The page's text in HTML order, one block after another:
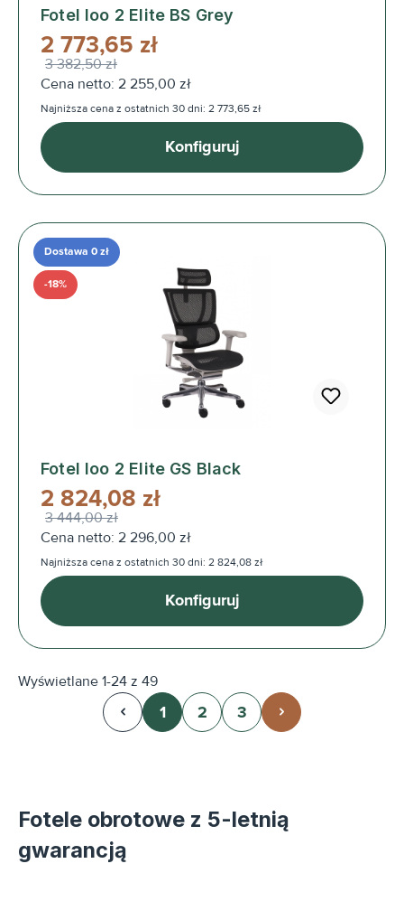
Fotel Ioo 2 Elite BS Grey
2 773,65 zł
3 382,50 zł
Cena netto: 2 255,00 zł
Najniższa cena z ostatnich 30 dni: 2 773,65 zł
Konfiguruj
Fotel Ioo 2 Elite GS Black
Dostawa 0 zł
-18%
2 824,08 zł
3 444,00 zł
Cena netto: 2 296,00 zł
Najniższa cena z ostatnich 30 dni: 2 824,08 zł
Konfiguruj
Wyświetlane 1-24 z 49
Strona
1 Strona
2 Strona
3
Fotele obrotowe z 5-letnią
gwarancją